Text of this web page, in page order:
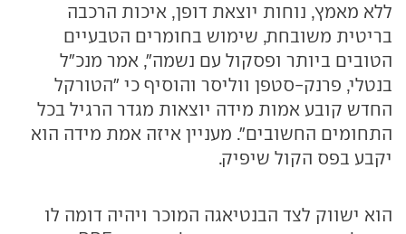
ללא מאמץ, נוחות יוצאת דופן, איכות הרכבה
בריטית משובחת, שימוש בחומרים הטבעיים
הטובים ביותר ופסקול עם נשמה", אמר מנכ"ל
בנטלי, פרנק-סטפן ווליסר והוסיף כי "הטורקל
החדש קובע אמות מידה יוצאות מגדר הרגיל בכל
התחומים החשובים". מעניין איזה אמת מידה הוא
יקבע בפס הקול שיפיק.
הוא ישווק לצד הבנטיאגה המוכר ויהיה דומה לו